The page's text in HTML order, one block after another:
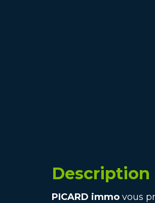
Description
PICARD immo vous